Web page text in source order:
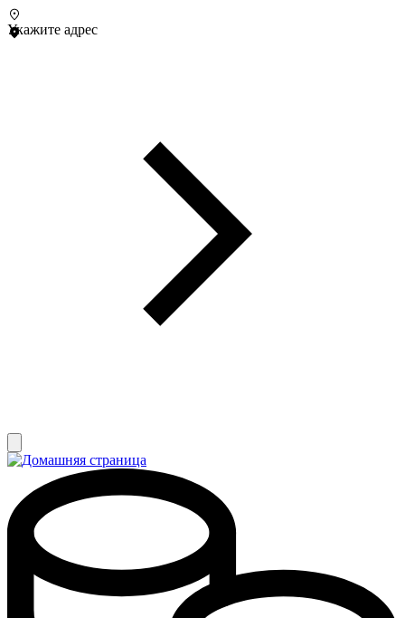
Укажите адрес